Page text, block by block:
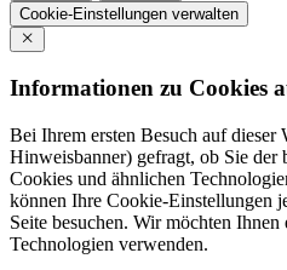
Cookie-Einstellungen verwalten
Informationen zu Cookies
Bei Ihrem ersten Besuch auf dieser
Hinweisbanner) gefragt, ob Sie der
Cookies und ähnlichen
können Ihre Cookie-Einstellungen
Seite besuchen. Wir möchten
Technologien verwenden.